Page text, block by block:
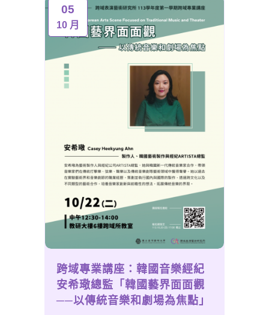
05
10 月
跨域專業講座：韓國音樂經紀
安希璥總監「韓國藝界面面觀
──以傳統音樂和劇場為焦點」